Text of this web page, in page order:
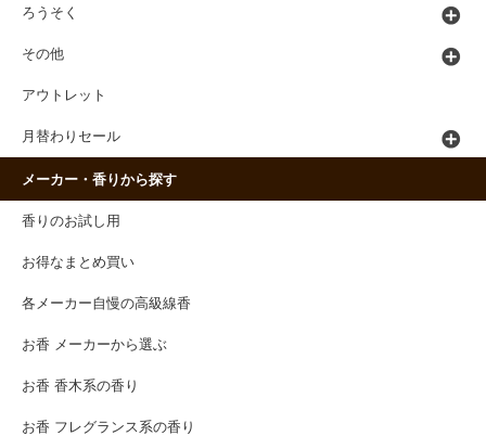
ろうそく
その他
アウトレット
月替わりセール
メーカー・香りから探す
香りのお試し用
お得なまとめ買い
各メーカー自慢の高級線香
お香 メーカーから選ぶ
お香 香木系の香り
お香 フレグランス系の香り